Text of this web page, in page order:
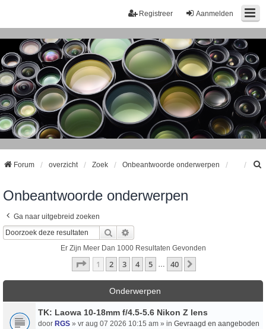
Aanmelden
Registreer
Forum overzicht Zoek Onbeantwoorde onderwerpen
Onbeantwoorde onderwerpen
Ga naar uitgebreid zoeken
Zoek
Er Zijn Meer Dan 1000 Resultaten Gevonden
Pagina Van40
1 2 3 4 5 40
Onderwerpen
TK: Laowa 10-18mm f/4.5-5.6 Nikon Z lens
door RGS » vr aug 07 2026 10:15 am » in Gevraagd en aangeboden